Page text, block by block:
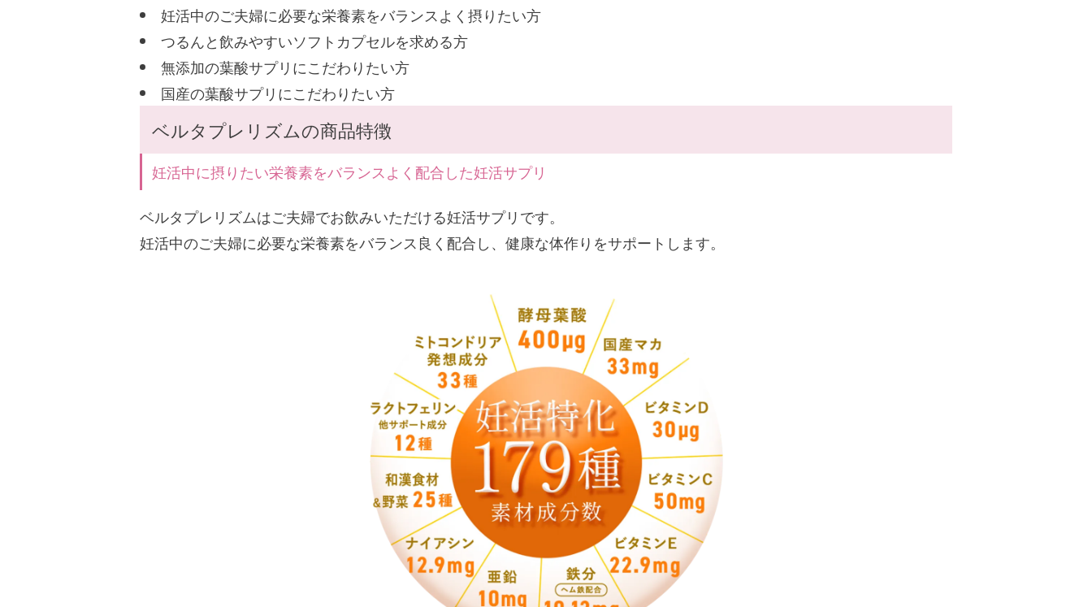
妊活中のご夫婦に必要な栄養素をバランスよく摂りたい方
つるんと飲みやすいソフトカプセルを求める方
無添加の葉酸サプリにこだわりたい方
国産の葉酸サプリにこだわりたい方
ベルタプレリズムの商品特徴
妊活中に摂りたい栄養素をバランスよく配合した妊活サプリ
ベルタプレリズムはご夫婦でお飲みいただける妊活サプリです。
妊活中のご夫婦に必要な栄養素をバランス良く配合し、健康な体作りをサポートします。